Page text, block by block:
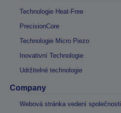
Technologie Heat-Free
PrecisionCore
Technologie Micro Piezo
Inovativní Technologie
Udržitelné technologie
Company
Webová stránka vedení společnosti